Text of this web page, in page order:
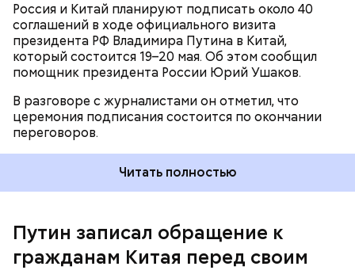
Россия и Китай планируют подписать около 40
соглашений в ходе официального визита
президента РФ Владимира Путина в Китай,
который состоится 19–20 мая. Об этом сообщил
помощник президента России Юрий Ушаков.
В разговоре с журналистами он отметил, что
церемония подписания состоится по окончании
переговоров.
Читать полностью
Путин записал обращение к
гражданам Китая перед своим
Владимира Путина во время визита в Китай,
стартующего вечером 19 мая, будет сопровождать